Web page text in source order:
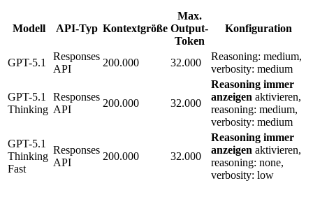
Modell API-Typ Kontextgröße
Max.
Output-
Token
Konfiguration
GPT-5.1
Responses
API
200.000 32.000
Reasoning: medium,
verbosity: medium
GPT-5.1
Thinking
Responses
API
200.000 32.000
Reasoning immer
anzeigen aktivieren,
reasoning: medium,
verbosity: medium
GPT-5.1
Thinking
Fast
Responses
API
200.000 32.000
Reasoning immer
anzeigen aktivieren,
reasoning: none,
verbosity: low